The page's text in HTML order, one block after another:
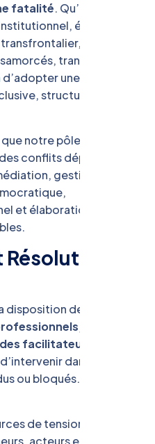
fatalité. Qu’ils soient
électoral,
ils
transformés
une
structurée et
notre pôle
conflits déploie
gestion des
et élaboration de
disposition de ses
des
facilitateurs
dans des
ou bloqués. Nos
de tensions (causes
acteurs en